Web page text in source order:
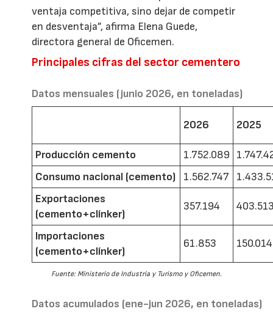
ventaja competitiva, sino dejar de competir
en desventaja”, afirma Elena Guede,
directora general de Oficemen.
Principales cifras del sector cementero
Datos mensuales (junio 2026, en toneladas)
2026 2025
Producción cemento 1.752.089
Consumo nacional (cemento)
1.562.747
Exportaciones
(cemento+clínker)
357.194
Importaciones
(cemento+clínker)
61.853 150.014
Fuente: Ministerio de Industria y Turismo y Oficemen.
Datos acumulados (ene-jun 2026, en toneladas)